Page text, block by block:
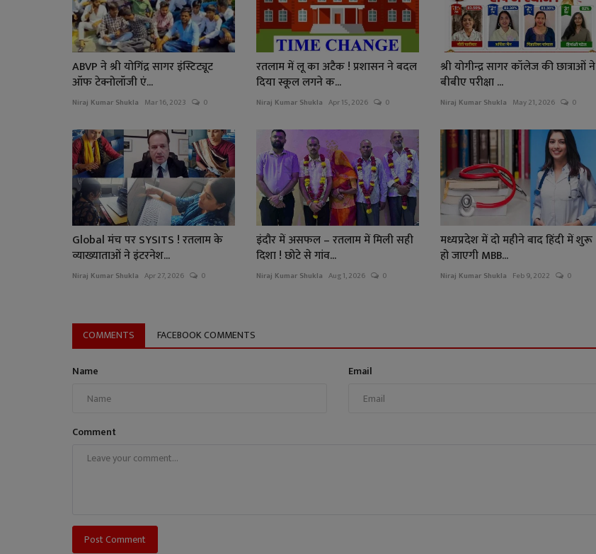
ABVP ने श्री योगिंद्र सागर इंस्टिट्यूट
ऑफ टेक्नोलॉजी एं...
Niraj Kumar Shukla Mar 16, 2023 0
रतलाम में लू का अटैक ! प्रशासन ने बदल
दिया स्कूल लगने क...
Niraj Kumar Shukla Apr 15, 2026 0
श्री योगीन्द्र सागर कॉलेज की छात्राओं ने
बीबीए परीक्षा ...
Niraj Kumar Shukla May 21, 2026 0
Global मंच पर SYSITS ! रतलाम के
व्याख्याताओं ने इंटरनेश...
Niraj Kumar Shukla Apr 27, 2026 0
इंदौर में असफल – रतलाम में मिली सही
दिशा ! छोटे से गांव...
Niraj Kumar Shukla Aug 1, 2026 0
मध्यप्रदेश में दो महीने बाद हिंदी में शुरू
हो जाएगी MBB...
Niraj Kumar Shukla Feb 9, 2022 0
COMMENTS FACEBOOK COMMENTS
Name Email
Comment
Post Comment